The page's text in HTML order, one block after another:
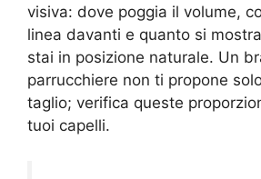
visiva: dove poggia il volume,
linea davanti e quanto si
stai in posizione naturale. Un
parrucchiere non ti propone
taglio; verifica queste
tuoi capelli.